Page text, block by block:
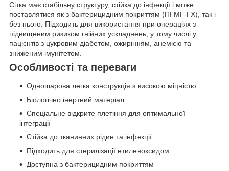
Сітка має стабільну структуру, стійка до інфекції і може
поставлятися як з бактерицидним покриттям (ПГМГ-ГХ), так і
без нього. Підходить для використання при операціях з
підвищеним ризиком гнійних ускладнень, у тому числі у
пацієнтів з цукровим діабетом, ожирінням, анемією та
зниженим імунітетом.
Особливості та переваги
Одношарова легка конструкція з високою міцністю
Біологічно інертний матеріал
Спеціальне відкрите плетіння для оптимальної
інтеграції
Стійка до тканинних рідин та інфекції
Підходить для стерилізації етиленоксидом
Доступна з бактерицидним покриттям